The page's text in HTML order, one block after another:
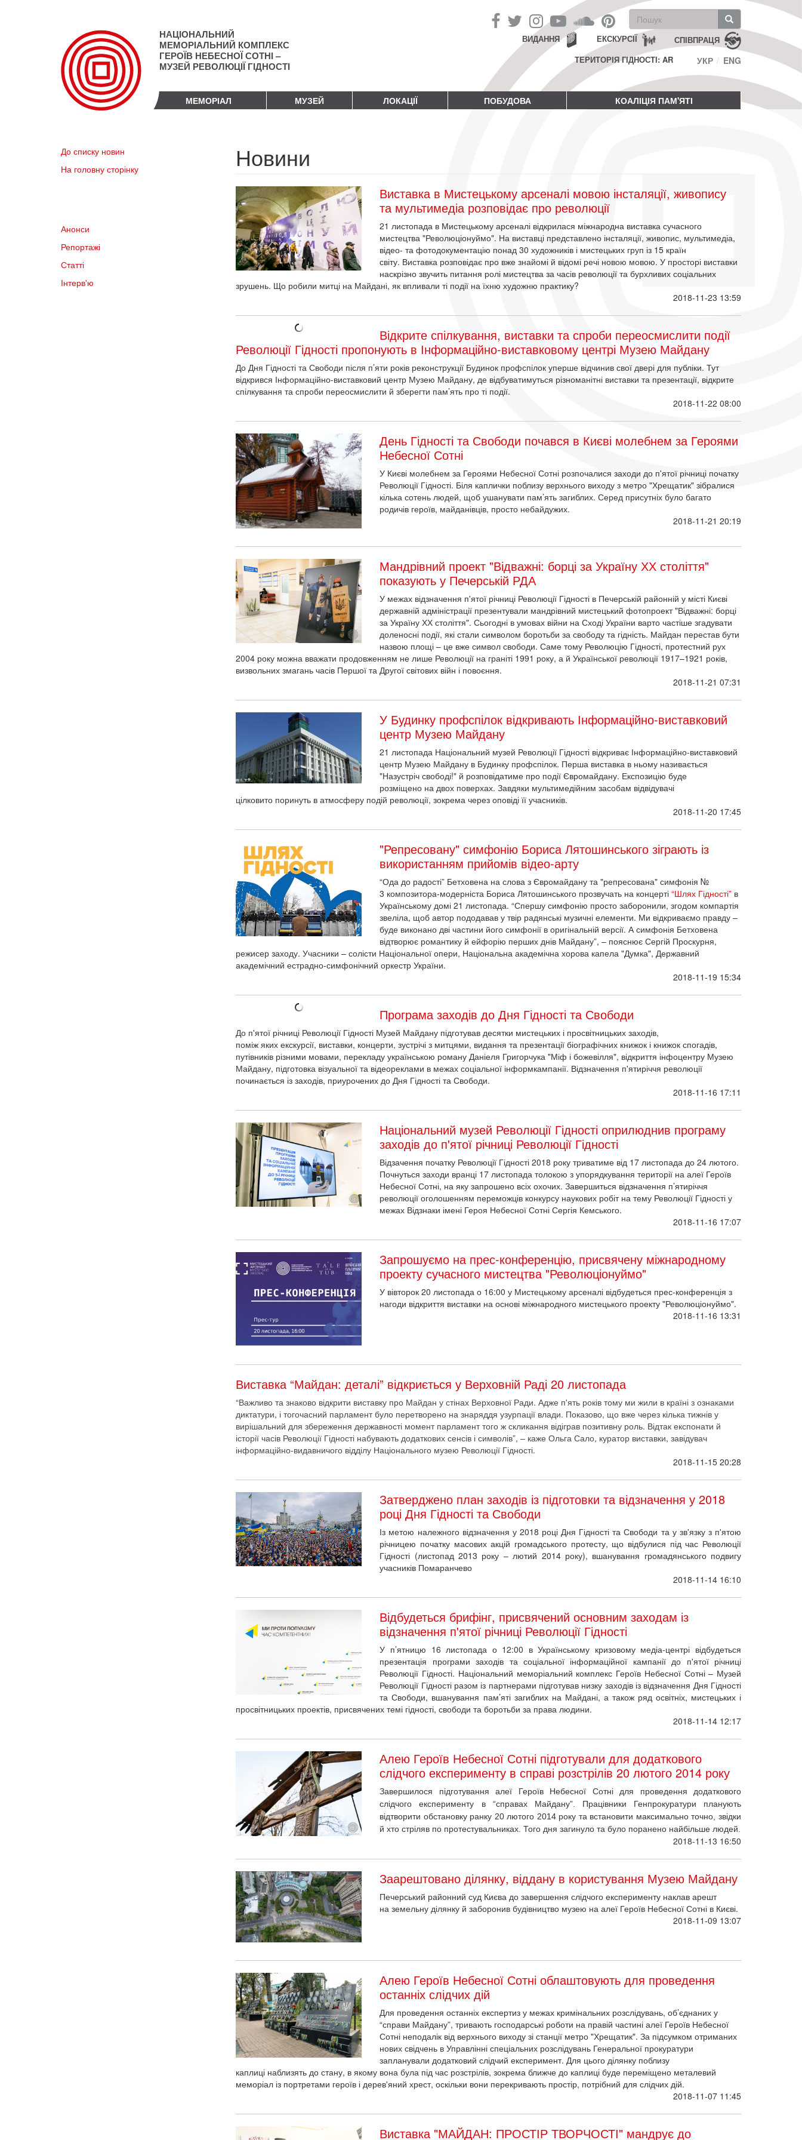
НАЦІОНАЛЬНИЙ
МЕМОРІАЛЬНИЙ КОМПЛЕКС
ГЕРОЇВ НЕБЕСНОЇ СОТНІ –
МУЗЕЙ РЕВОЛЮЦІЇ ГІДНОСТІ
Пошукова
форма
Пошук СПІВПРАЦЯ
ЕКСКУРСІЇ
ВИДАННЯ
ТЕРИТОРІЯ ГІДНОСТІ: AR
УКР ENG
МЕМОРІАЛ МУЗЕЙ ЛОКАЦІЇ ПОБУДОВА КОАЛІЦІЯ ПАМ'ЯТІ
До списку новин
На головну сторінку
Анонси
Репортажі
Статті
Інтерв'ю
Новини
Виставка в Мистецькому арсеналі мовою інсталяції, живопису
та мультимедіа розповідає про революції
21 листопада в Мистецькому арсеналі відкрилася міжнародна виставка сучасного
мистецтва "Революціонуймо". На виставці представлено інсталяції, живопис, мультимедіа,
відео- та фотодокументацію понад 30 художників і мистецьких груп із 15 країн
світу. Виставка розповідає про вже знайомі й відомі речі новою мовою. У просторі виставки
наскрізно звучить питання ролі мистецтва за часів революції та бурхливих соціальних
зрушень. Що робили митці на Майдані, як впливали ті події на їхню художню практику?
2018-11-23 13:59
Відкрите спілкування, виставки та спроби переосмислити події
Революції Гідності пропонують в Інформаційно-виставковому центрі Музею Майдану
До Дня Гідності та Свободи після п’яти років реконструкції Будинок профспілок уперше відчинив свої двері для публіки. Тут
відкрився Інформаційно-виставковий центр Музею Майдану, де відбуватимуться різноманітні виставки та презентації, відкрите
спілкування та спроби переосмислити й зберегти пам’ять про ті події.
2018-11-22 08:00
День Гідності та Свободи почався в Києві молебнем за Героями
Небесної Сотні
У Києві молебнем за Героями Небесної Сотні розпочалися заходи до п'ятої річниці початку
Революції Гідності. Біля каплички поблизу верхнього виходу з метро "Хрещатик" зібралися
кілька сотень людей, щоб ушанувати пам’ять загиблих. Серед присутніх було багато
родичів героїв, майданівців, просто небайдужих.
2018-11-21 20:19
Мандрівний проект "Відважні: борці за Україну ХХ століття"
показують у Печерській РДА
У межах відзначення п'ятої річниці Революції Гідності в Печерській районній у місті Києві
державній адміністрації презентували мандрівний мистецький фотопроект "Відважні: борці
за Україну ХХ століття". Сьогодні в умовах війни на Сході України варто частіше згадувати
доленосні події, які стали символом боротьби за свободу та гідність. Майдан перестав бути
назвою площі – це вже символ свободи. Саме тому Революцію Гідності, протестний рух
2004 року можна вважати продовженням не лише Революції на граніті 1991 року, а й Української революції 1917–1921 років,
визвольних змагань часів Першої та Другої світових війн і повоєння.
2018-11-21 07:31
У Будинку профспілок відкривають Інформаційно-виставковий
центр Музею Майдану
21 листопада Національний музей Революції Гідності відкриває Інформаційно-виставковий
центр Музею Майдану в Будинку профспілок. Перша виставка в ньому називається
"Назустріч свободі!" й розповідатиме про події Євромайдану. Експозицію буде
розміщено на двох поверхах. Завдяки мультимедійним засобам відвідувачі
цілковито поринуть в атмосферу подій революції, зокрема через оповіді її учасників.
2018-11-20 17:45
"Репресовану" симфонію Бориса Лятошинського зіграють із
використанням прийомів відео-арту
“Ода до радості” Бетховена на слова з Євромайдану та "репресована" симфонія №
3 композитора-модерніста Бориса Лятошинського прозвучать на концерті“Шлях Гідності” в
Українському домі 21 листопада. “Спершу симфонію просто заборонили, згодом компартія
звеліла, щоб автор пододавав у твір радянські музичні елементи. Ми відкриваємо правду –
буде виконано дві частини його симфонії в оригінальній версії. А симфонія Бетховена
відтворює романтику й ейфорію перших днів Майдану”, – пояснює Сергій Проскурня,
режисер заходу. Учасники – солісти Національної опери, Національна академічна хорова капела "Думка", Державний
академічний естрадно-симфонічний оркестр України.
2018-11-19 15:34
Програма заходів до Дня Гідності та Свободи
До п'ятої річниці Революції Гідності Музей Майдану підготував десятки мистецьких і просвітницьких заходів,
поміж яких екскурсії, виставки, концерти, зустрічі з митцями, видання та презентації біографічних книжок і книжок спогадів,
путівників різними мовами, перекладу українською роману Даніеля Григорчука "Міф і божевілля", відкриття інфоцентру Музею
Майдану, підготовка візуальної та відеореклами в межах соціальної інформкампанії. Відзначення п'ятиріччя революції
починається із заходів, приурочених до Дня Гідності та Свободи.
2018-11-16 17:11
Національний музей Революції Гідності оприлюднив програму
заходів до п'ятої річниці Революції Гідності
Відзачення початку Революції Гідності 2018 року триватиме від 17 листопада до 24 лютого.
Почнуться заходи вранці 17 листопада толокою з упорядкування території на алеї Героїв
Небесної Сотні, на яку запрошено всіх охочих. Завершиться відзначення п’ятиріччя
революції оголошенням переможців конкурсу наукових робіт на тему Революції Гідності у
межах Відзнаки імені Героя Небесної Сотні Сергія Кемського.
2018-11-16 17:07
Запрошуємо на прес-конференцію, присвячену міжнародному
проекту сучасного мистецтва "Революціонуймо"
У вівторок 20 листопада о 16:00 у Мистецькому арсеналі відбудеться прес-конференція з
нагоди відкриття виставки на основі міжнародного мистецького проекту "Революціонуймо".
2018-11-16 13:31
Виставка “Майдан: деталі” відкриється у Верховній Раді 20 листопада
“Важливо та знаково відкрити виставку про Майдан у стінах Верховної Ради. Адже п'ять років тому ми жили в країні з ознаками
диктатури, і тогочасний парламент було перетворено на знаряддя узурпації влади. Показово, що вже через кілька тижнів у
вирішальний для збереження державності момент парламент того ж скликання відіграв позитивну роль. Відтак експонати й
історії часів Революції Гідності набувають додаткових сенсів і символів”, – каже Ольга Сало, куратор виставки, завідувач
інформаційно-видавничого відділу Національного музею Революції Гідності.
2018-11-15 20:28
Затверджено план заходів із підготовки та відзначення у 2018
році Дня Гідності та Свободи
Із метою належного відзначення у 2018 році Дня Гідності та Свободи та у зв'язку з п'ятою
річницею початку масових акцій громадського протесту, що відбулися під час Революції
Гідності (листопад 2013 року – лютий 2014 року), вшанування громадянського подвигу
учасників Помаранчево
2018-11-14 16:10
Відбудеться брифінг, присвячений основним заходам із
відзначення п'ятої річниці Революції Гідності
У п’ятницю 16 листопада о 12:00 в Українському кризовому медіа-центрі відбудеться
презентація програми заходів та соціальної інформаційної кампанії до п'ятої річниці
Революції Гідності. Національний меморіальний комплекс Героїв Небесної Сотні – Музей
Революції Гідності разом із партнерами підготував низку заходів із відзначення Дня Гідності
та Свободи, вшанування пам’яті загиблих на Майдані, а також ряд освітніх, мистецьких і
просвітницьких проектів, присвячених темі гідності, свободи та боротьби за права людини.
2018-11-14 12:17
Алею Героїв Небесної Сотні підготували для додаткового
слідчого експерименту в справі розстрілів 20 лютого 2014 року
Завершилося підготування алеї Героїв Небесної Сотні для проведення додаткового
слідчого експерименту в “справах Майдану”. Працівники Генпрокуратури планують
відтворити обстановку ранку 20 лютого 2014 року та встановити максимально точно, звідки
й хто стріляв по протестувальниках. Того дня загинуло та було поранено найбільше людей.
2018-11-13 16:50
Заарештовано ділянку, віддану в користування Музею Майдану
Печерський районний суд Києва до завершення слідчого експерименту наклав арешт
на земельну ділянку й заборонив будівництво музею на алеї Героїв Небесної Сотні в Києві.
2018-11-09 13:07
Алею Героїв Небесної Сотні облаштовують для проведення
останніх слідчих дій
Для проведення останніх експертиз у межах кримінальних розслідувань, об’єднаних у
“справи Майдану”, тривають господарські роботи на правій частині алеї Героїв Небесної
Сотні неподалік від верхнього виходу зі станції метро "Хрещатик". За підсумком отриманих
нових свідчень в Управлінні спеціальних розслідувань Генеральної прокуратури
запланували додатковий слідчий експеримент. Для цього ділянку поблизу
каплиці наблизять до стану, в якому вона була під час розстрілів, зокрема ближче до каплиці буде переміщено металевий
меморіал із портретами героїв і дерев'яний хрест, оскільки вони перекривають простір, потрібний для слідчих дій.
2018-11-07 11:45
Виставка "МАЙДАН: ПРОСТІР ТВОРЧОСТІ" мандрує до